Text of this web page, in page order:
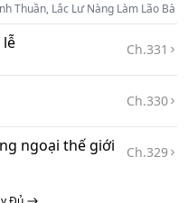
như cái như búp bê
thê kế hoạch, từng
thiên! Sau đó lại từng
huyền cảnh!
mứt quả, để Lý Hàn Y
Thuần, Lắc Lư Nàng Làm Lão Bà
lễ Ch.331
Ch.330
ngoại thế giới Ch.329